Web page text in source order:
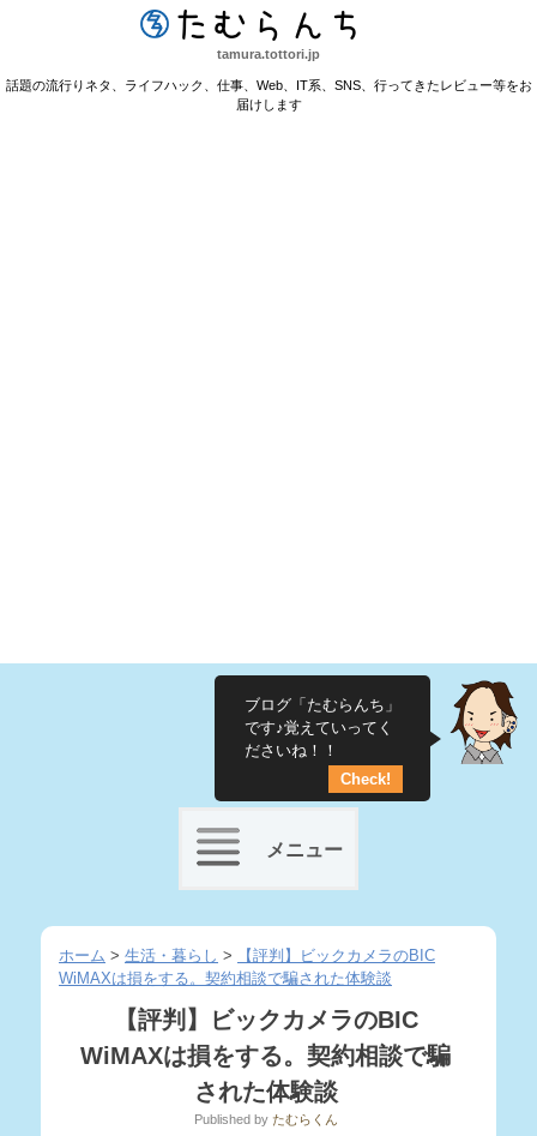
たむらんち
tamura.tottori.jp
話題の流行りネタ、ライフハック、仕事、Web、IT系、SNS、行ってきたレビュー等をお
届けします
ブログ「たむらんち」
です♪覚えていってく
ださいね！！
Check!
メニュー
Skip
to
content
ホーム > 生活・暮らし >
【評判】ビックカメラのBIC
WiMAXは損をする。契約相談で騙された体験談
【評判】ビックカメラのBIC
WiMAXは損をする。契約相談で騙
された体験談
Published by たむらくん